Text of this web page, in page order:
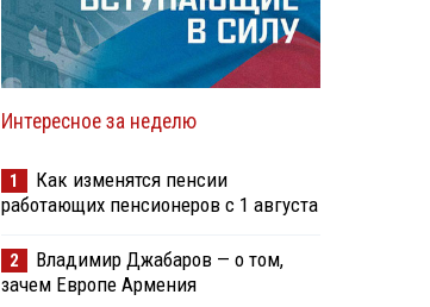
Интересное за неделю
1
Как изменятся пенсии
работающих пенсионеров с 1 августа
2
Владимир Джабаров — о том,
зачем Европе Армения